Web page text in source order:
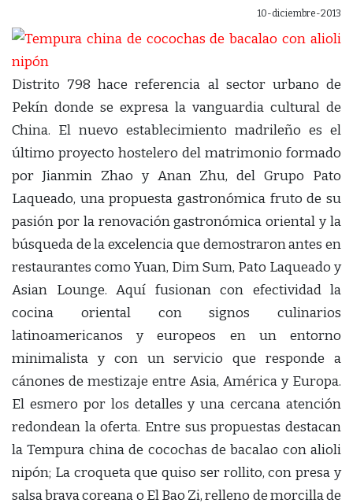
10-diciembre-2013
Distrito 798 hace referencia al sector urbano de
Pekín donde se expresa la vanguardia cultural de
China. El nuevo establecimiento madrileño es el
último proyecto hostelero del matrimonio formado
por Jianmin Zhao y Anan Zhu, del Grupo Pato
Laqueado, una propuesta gastronómica fruto de su
pasión por la renovación gastronómica oriental y la
búsqueda de la excelencia que demostraron antes en
restaurantes como Yuan, Dim Sum, Pato Laqueado y
Asian Lounge. Aquí fusionan con efectividad la
cocina oriental con signos culinarios
latinoamericanos y europeos en un entorno
minimalista y con un servicio que responde a
cánones de mestizaje entre Asia, América y Europa.
El esmero por los detalles y una cercana atención
redondean la oferta. Entre sus propuestas destacan
la Tempura china de cocochas de bacalao con alioli
nipón; La croqueta que quiso ser rollito, con presa y
salsa brava coreana o El Bao Zi, relleno de morcilla de